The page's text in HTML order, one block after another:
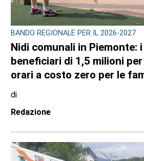
BANDO REGIONALE PER IL 2026-2027
Nidi comunali in Piemonte:
beneficiari di 1,5 milioni
orari a costo zero per le
di
Redazione